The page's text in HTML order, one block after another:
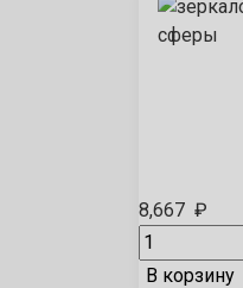
8,667 ₽
В корзину